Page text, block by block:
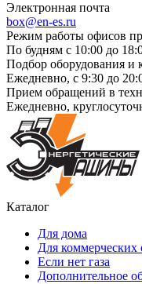
Электронная почта
box@en-es.ru
Режим работы офисов
По будням с 10:00 до
Подбор оборудования и
Ежедневно, с 9:30 до
Прием обращений в
Ежедневно,
Каталог
Для дома
Для коммерческих
Если нет газа
Дополнительное